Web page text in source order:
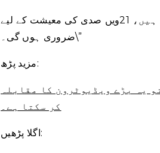
شیمپین نے کہا، \”یہ ٹیکنالوجیز جو یہاں بنائی جا رہی ہیں، 21ویں صدی کی معیشت کے لیے
ضروری ہوں گی۔\”
مزید پڑھ:
یہ بڑے ویڈیوٹرون کا مقابلہ
کر سکتا ہے۔
اگلا پڑھیں: